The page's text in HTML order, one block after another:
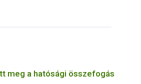
meg a hatósági összefogás